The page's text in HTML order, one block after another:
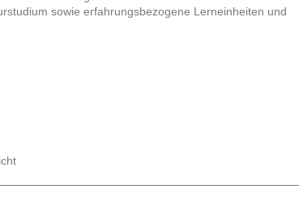
sowie erfahrungsbezogene Lerneinheiten und